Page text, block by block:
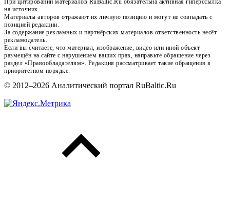
на источник.
Материалы авторов отражают их личную позицию и могут не совпадать с
позицией редакции.
За содержание рекламных и партнёрских материалов ответственность несёт
рекламодатель.
Если вы считаете, что материал, изображение, видео или иной объект
размещён на сайте с нарушением ваших прав, направьте обращение через
раздел «Правообладателям». Редакция рассматривает такие обращения в
приоритетном порядке.
© 2012–2026 Аналитический портал RuBaltic.Ru